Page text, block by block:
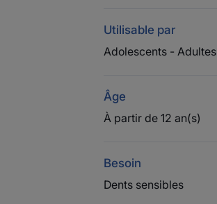
Utilisable par
Adolescents - Adultes
Âge
À partir de 12 an(s)
Besoin
Dents sensibles